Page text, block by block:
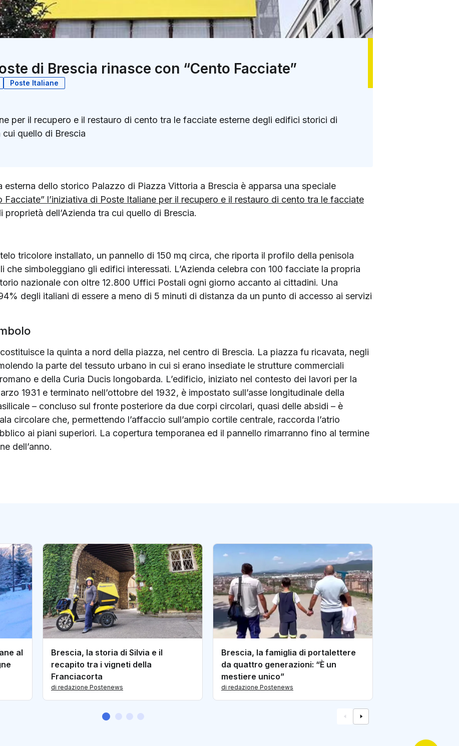
di Brescia rinasce con “Cento Facciate”
Poste Italiane
per il recupero e il restauro di cento tra le facciate esterne degli edifici storici di
cui quello di Brescia
esterna dello storico Palazzo di Piazza Vittoria a Brescia è apparsa una speciale
Facciate” l’iniziativa di Poste Italiane per il recupero e il restauro di cento tra le facciate
proprietà dell’Azienda tra cui quello di Brescia.
tricolore installato, un pannello di 150 mq circa, che riporta il profilo della penisola
che simboleggiano gli edifici interessati. L’Azienda celebra con 100 facciate la propria
nazionale con oltre 12.800 Uffici Postali ogni giorno accanto ai cittadini. Una
degli italiani di essere a meno di 5 minuti di distanza da un punto di accesso ai servizi
costituisce la quinta a nord della piazza, nel centro di Brescia. La piazza fu ricavata, negli
la parte del tessuto urbano in cui si erano insediate le strutture commerciali
e della Curia Ducis longobarda. L’edificio, iniziato nel contesto dei lavori per la
1931 e terminato nell’ottobre del 1932, è impostato sull’asse longitudinale della
– concluso sul fronte posteriore da due corpi circolari, quasi delle absidi – è
circolare che, permettendo l’affaccio sull’ampio cortile centrale, raccorda l’atrio
ai piani superiori. La copertura temporanea ed il pannello rimarranno fino al termine
dell’anno.
al
Brescia, la storia di Silvia e il
recapito tra i vigneti della
Franciacorta
di redazione Postenews
Brescia, la famiglia di portalettere
da quattro generazioni: “È un
mestiere unico”
di redazione Postenews